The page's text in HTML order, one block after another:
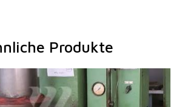
Produkte
0
160 t
Desktop
900x630 mm